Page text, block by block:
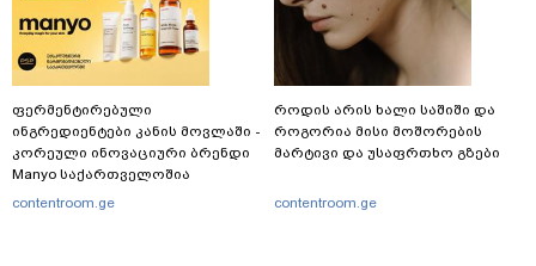
ფერმენტირებული
ინგრედიენტები კანის მოვლაში -
კორეული ინოვაციური ბრენდი
Manyo საქართველოშია
contentroom.ge
როდის არის ხალი საშიში და
როგორია მისი მოშორების
მარტივი და უსაფრთხო გზები
contentroom.ge